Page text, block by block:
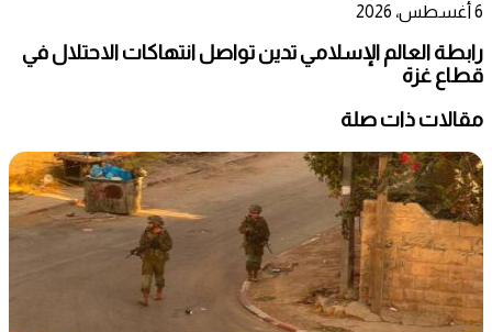
6 أغسطس، 2026
رابطة العالم الإسلامي تدين تواصل انتهاكات الاحتلال في
قطاع غزة
مقالات ذات صلة